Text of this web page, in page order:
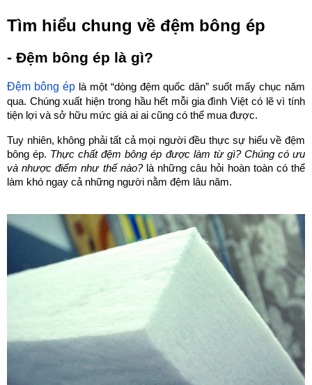
Tìm hiểu chung về đệm bông ép
- Đệm bông ép là gì?
Đệm bông ép là một “dòng đệm quốc dân” suốt mấy chục năm
qua. Chúng xuất hiện trong hầu hết mỗi gia đình Việt có lẽ vì tính
tiện lợi và sở hữu mức giá ai ai cũng có thể mua được.
Tuy nhiên, không phải tất cả mọi người đều thực sự hiểu về đệm
bông ép. Thực chất đệm bông ép được làm từ gì? Chúng có ưu
và nhược điểm như thế nào? là những câu hỏi hoàn toàn có thể
làm khó ngay cả những người nằm đệm lâu năm.